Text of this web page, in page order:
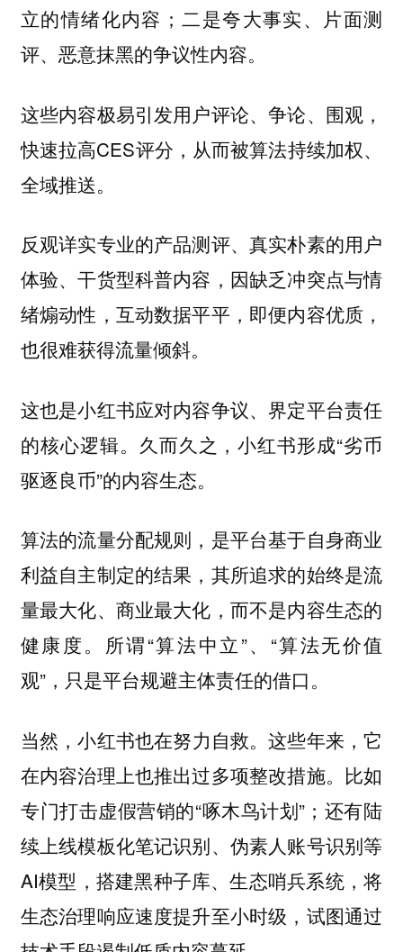
立的情绪化内容；二是夸大事实、片面测
评、恶意抹黑的争议性内容。
这些内容极易引发用户评论、争论、围观，
快速拉高CES评分，从而被算法持续加权、
全域推送。
反观详实专业的产品测评、真实朴素的用户
体验、干货型科普内容，因缺乏冲突点与情
绪煽动性，互动数据平平，即便内容优质，
也很难获得流量倾斜。
这也是小红书应对内容争议、界定平台责任
的核心逻辑。 久而久之，小红书形成“劣币
驱逐良币”的内容生态。
算法的流量分配规则，是平台基于自身商业
利益自主制定的结果，其所追求的始终是流
量最大化、商业最大化，而不是内容生态的
健康度。所谓“算法中立”、“算法无价值
观”，只是平台规避主体责任的借口。
当然，小红书也在努力自救。这些年来，它
在内容治理上也推出过多项整改措施。比如
专门打击虚假营销的“啄木鸟计划”；还有陆
续上线模板化笔记识别、伪素人账号识别等
AI模型，搭建黑种子库、生态哨兵系统，将
生态治理响应速度提升至小时级，试图通过